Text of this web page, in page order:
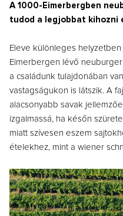
A 1000-Eimerbergben
tudod a legjobbat kihozni
Eleve különleges helyzetben
Eimerbergen lévő
a családunk tulajdonában
vastagságukon is látszik. A
alacsonyabb savak
izgalmassá, ha későn
miatt szívesen eszem
ételekhez, mint a wiener